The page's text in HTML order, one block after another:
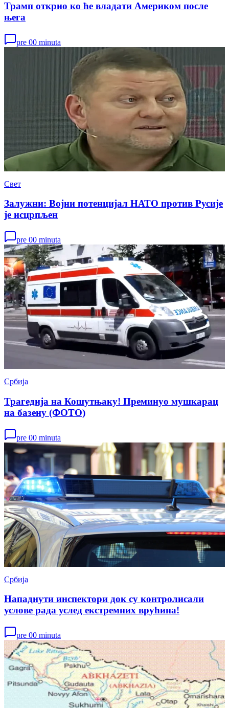
Трамп открио ко ће владати Америком после
њега
pre 00 minuta
Свет
Залужни: Војни потенцијал НАТО против Русије
је исцрпљен
pre 00 minuta
Србија
Трагедија на Кошутњаку! Преминуо мушкарац
на базену (ФОТО)
pre 00 minuta
Србија
Нападнути инспектори док су контролисали
услове рада услед екстремних врућина!
pre 00 minuta